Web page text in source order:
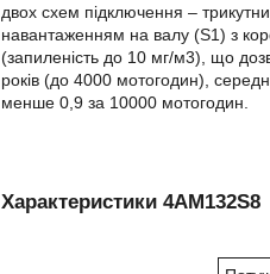
двох схем підключення –
навантаженням на валу (S1) з
(запиленість до 10 мг/м3), що
років (до 4000 мотогодин),
менше 0,9 за 10000 мотогодин.
Характеристики 4АМ132S8